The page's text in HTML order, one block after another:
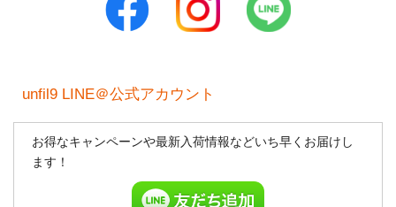
unfil9 LINE＠公式アカウント
お得なキャンペーンや最新入荷情報などいち早くお届けし
ます！